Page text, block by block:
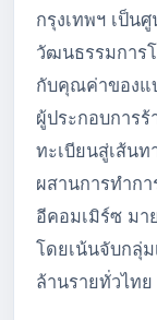
กรุงเทพฯ เป็น
วัฒนธรรมการ
กับคุณค่าของแ
ผู้ประกอบการ
ทะเบียนสู่เส้น
ผสานการทำก
อีคอมเมิร์ซ มา
โดยเน้นจับกลุ่
ล้านรายทั่วไทย